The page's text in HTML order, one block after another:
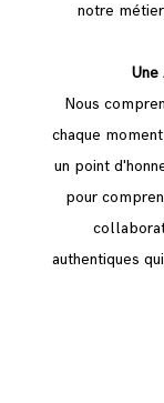
notre
Nous
chaque
un point
pour
authentiques